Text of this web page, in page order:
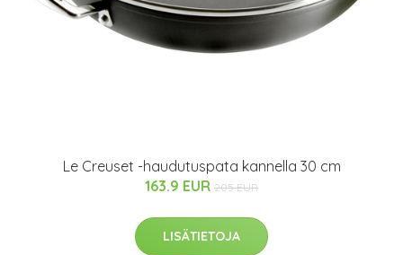
Le Creuset -haudutuspata kannella 30 cm
163.9 EUR 205 EUR
LISÄTIETOJA